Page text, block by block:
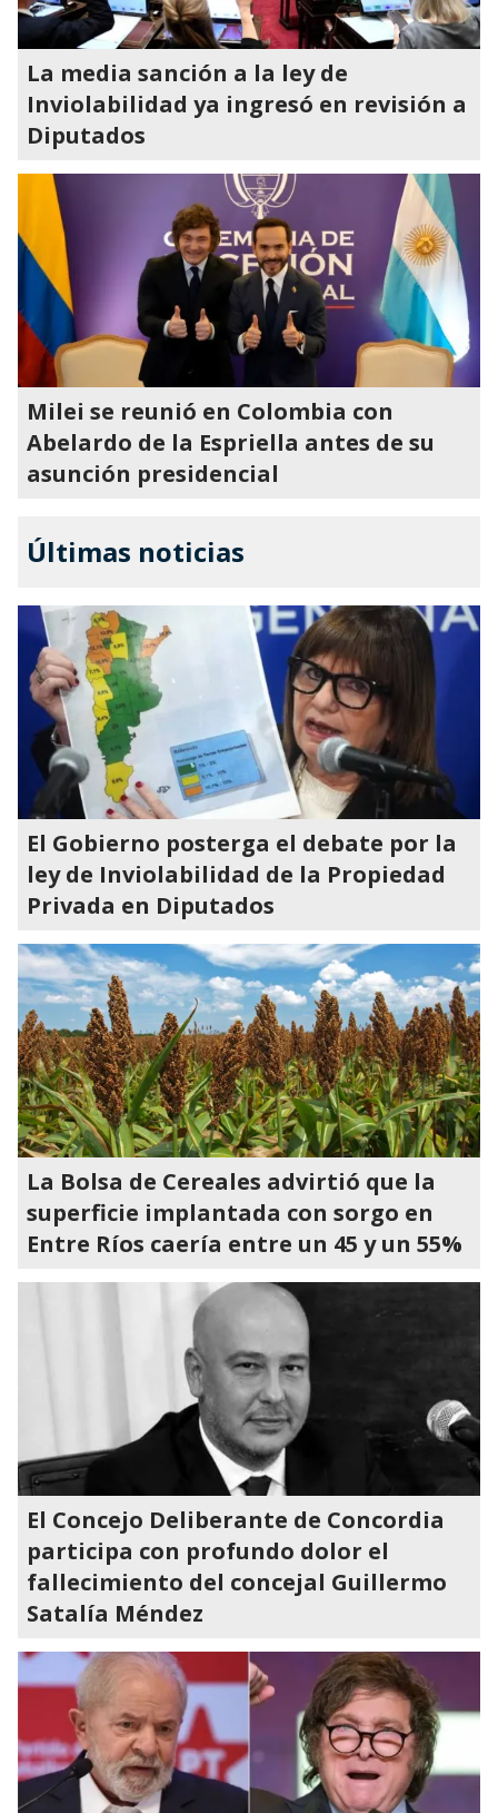
La media sanción a la ley de
Inviolabilidad ya ingresó en revisión a
Diputados
Milei se reunió en Colombia con
Abelardo de la Espriella antes de su
asunción presidencial
Últimas noticias
El Gobierno posterga el debate por la
ley de Inviolabilidad de la Propiedad
Privada en Diputados
La Bolsa de Cereales advirtió que la
superficie implantada con sorgo en
Entre Ríos caería entre un 45 y un 55%
El Concejo Deliberante de Concordia
participa con profundo dolor el
fallecimiento del concejal Guillermo
Satalía Méndez